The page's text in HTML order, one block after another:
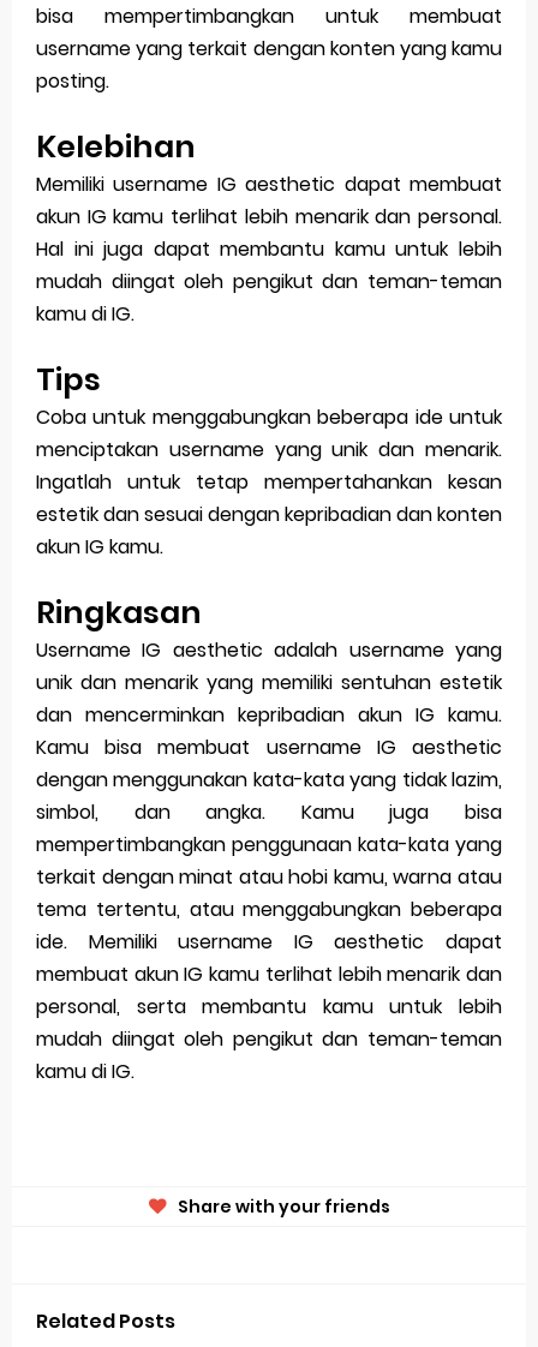
bisa mempertimbangkan untuk membuat
username yang terkait dengan konten yang kamu
posting.
Kelebihan
Memiliki username IG aesthetic dapat membuat
akun IG kamu terlihat lebih menarik dan personal.
Hal ini juga dapat membantu kamu untuk lebih
mudah diingat oleh pengikut dan teman-teman
kamu di IG.
Tips
Coba untuk menggabungkan beberapa ide untuk
menciptakan username yang unik dan menarik.
Ingatlah untuk tetap mempertahankan kesan
estetik dan sesuai dengan kepribadian dan konten
akun IG kamu.
Ringkasan
Username IG aesthetic adalah username yang
unik dan menarik yang memiliki sentuhan estetik
dan mencerminkan kepribadian akun IG kamu.
Kamu bisa membuat username IG aesthetic
dengan menggunakan kata-kata yang tidak lazim,
simbol, dan angka. Kamu juga bisa
mempertimbangkan penggunaan kata-kata yang
terkait dengan minat atau hobi kamu, warna atau
tema tertentu, atau menggabungkan beberapa
ide. Memiliki username IG aesthetic dapat
membuat akun IG kamu terlihat lebih menarik dan
personal, serta membantu kamu untuk lebih
mudah diingat oleh pengikut dan teman-teman
kamu di IG.
Share with your friends
Related Posts